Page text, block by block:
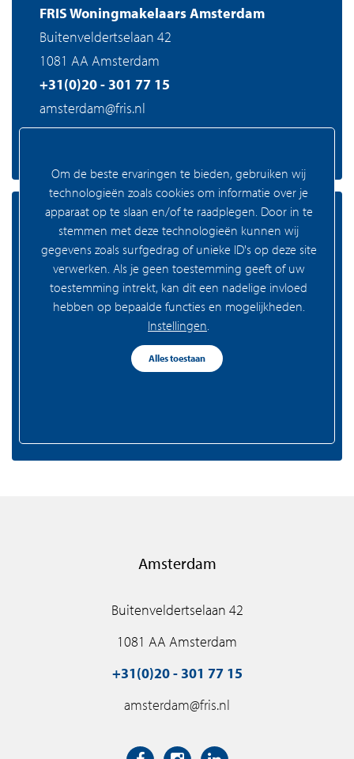
FRIS Woningmakelaars Amsterdam
Buitenveldertselaan 42
1081 AA Amsterdam
+31(0)20 - 301 77 15
amsterdam@fris.nl
Zaandam
FRIS Woningmakelaars Zaandam
Westzijde 83
1506 GA Zaandam
+31(0)75 - 655 50 90
Amsterdam
Buitenveldertselaan 42
1081 AA Amsterdam
+31(0)20 - 301 77 15
amsterdam@fris.nl
Om de beste ervaringen te bieden, gebruiken wij
technologieën zoals cookies om informatie over je
apparaat op te slaan en/of te raadplegen. Door in te
stemmen met deze technologieën kunnen wij
gegevens zoals surfgedrag of unieke ID's op deze site
verwerken. Als je geen toestemming geeft of uw
toestemming intrekt, kan dit een nadelige invloed
hebben op bepaalde functies en mogelijkheden.
Instellingen
Alles toestaan